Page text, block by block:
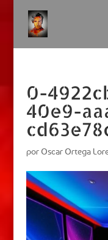
0-
40e9-
por Oscar Ortega